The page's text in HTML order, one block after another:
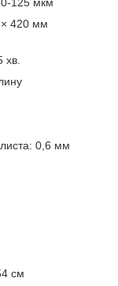
125 мкм
× 420 мм
хв.
0,6 мм
см